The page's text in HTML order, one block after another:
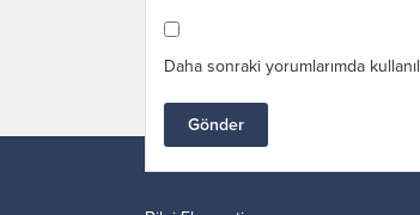
Daha sonraki yorumlarımda